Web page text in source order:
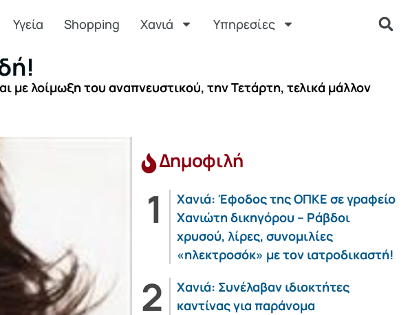
Υγεία Shopping Χανιά Υπηρεσίες
με λοίμωξη του αναπνευστικού, την Τετάρτη, τελικά μάλλον
Δημοφιλή
Χανιά: Έφοδος της ΟΠΚΕ σε γραφείο
Χανιώτη δικηγόρου – Ράβδοι
χρυσού, λίρες, συνομιλίες
«ηλεκτροσόκ» με τον ιατροδικαστή!
Χανιά: Συνέλαβαν ιδιοκτήτες
καντίνας για παράνομα